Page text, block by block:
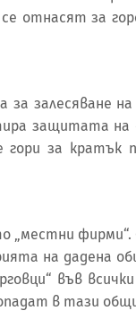
отнасят за
за залесяване
защитата
гори за
„местни фирми“.
на дадена
във
в тази